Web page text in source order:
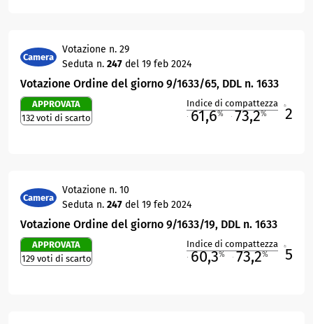
Camera
Votazione n. 29
Seduta n. 247 del 19 feb 2024
Votazione Ordine del giorno 9/1633/65, DDL n. 1633
APPROVATA
132 voti di scarto
Indice di compattezza
61,6% 73,2% 2
Camera
Votazione n. 10
Seduta n. 247 del 19 feb 2024
Votazione Ordine del giorno 9/1633/19, DDL n. 1633
APPROVATA
129 voti di scarto
Indice di compattezza
60,3% 73,2% 5